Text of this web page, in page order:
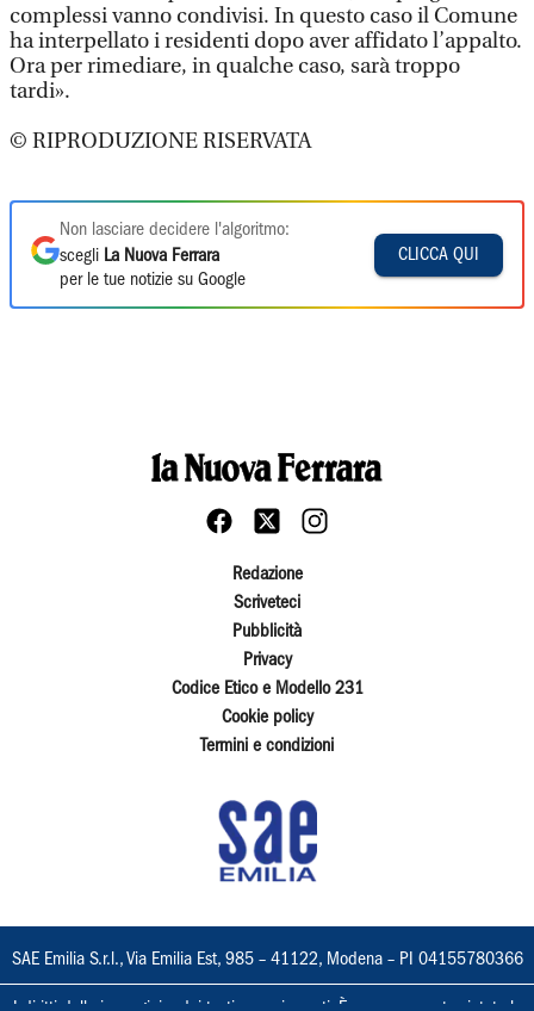
complessi vanno condivisi. In questo caso il Comune
ha interpellato i residenti dopo aver affidato l’appalto.
Ora per rimediare, in qualche caso, sarà troppo
tardi».
© RIPRODUZIONE RISERVATA
Non lasciare decidere l'algoritmo:
scegli La Nuova Ferrara
per le tue notizie su Google
CLICCA QUI
Redazione
Scriveteci
Pubblicità
Privacy
Codice Etico e Modello 231
Cookie policy
Termini e condizioni
SAE Emilia S.r.l., Via Emilia Est, 985 – 41122, Modena – PI 04155780366